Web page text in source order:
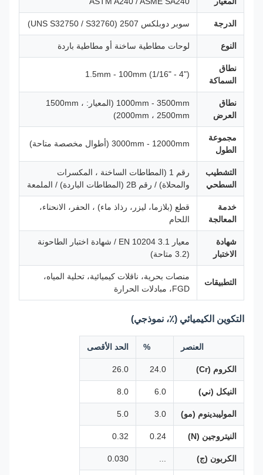
الدرجة سوبر دوبلكس 2507 (UNS S32750 / S32760)
النوع لوحات مطاطية ساخنة أو مطاطية باردة
نطاق
السماكة
1.5mm - 100mm (1/16" - 4")
نطاق
العرض
1000mm - 3500mm (المعيار: 1500mm ،
2000mm ، 2500mm)
مجموعة
الطول
3000mm - 12000mm (أطوال مخصصة متاحة)
التشطيب
السطحي
رقم 1 (المطاطات الساخنة ، المكسرات
والمحلاة) / رقم 2B (المطاطات الباردة) / الملمعة
خدمة
المعالجة
قطع (بلازما، ليزر، رذاذ ماء) ، الحفر، الانحناء،
اللحام
شهادة
الاختبار
معيار EN 10204 3.1 / شهادة اختبار الطاحونة
(3.2 متاحة)
التطبيقات
منصات بحرية، ناقلات كيميائية، تحلية المياه،
FGD، مبادلات الحرارة
التكوين الكيميائي (٪، نموذجي)
العنصر % الحد الأقصى
الكروم (Cr) 24.0
26.0
النيكل (ني) 6.0
8.0
الموليبدينوم (مو) 3.0
5.0
النيتروجين (N) 0.24
0.32
الكربون (ج) 0.030